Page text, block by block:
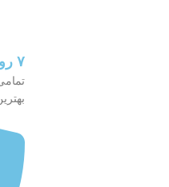
۷ روز تضمین بازگشت کالا